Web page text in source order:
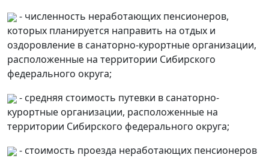
- численность неработающих пенсионеров,
которых планируется направить на отдых и
оздоровление в санаторно-курортные организации,
расположенные на территории Сибирского
федерального округа;
- средняя стоимость путевки в санаторно-
курортные организации, расположенные на
территории Сибирского федерального округа;
- стоимость проезда неработающих пенсионеров